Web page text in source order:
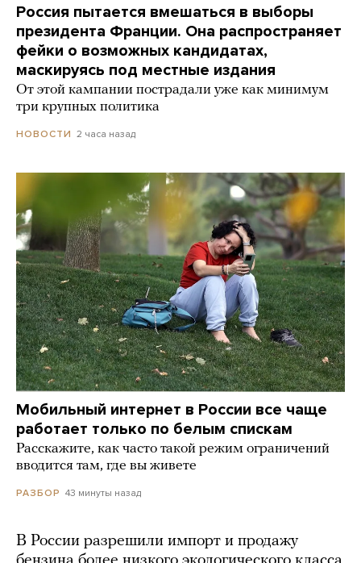
Россия пытается вмешаться в выборы
президента Франции. Она распространяет
фейки о возможных кандидатах,
маскируясь под местные издания
От этой кампании пострадали уже как минимум
три крупных политика
НОВОСТИ 2 часа назад
Мобильный интернет в России все чаще
работает только по белым спискам
Расскажите, как часто такой режим ограничений
вводится там, где вы живете
РАЗБОР 43 минуты назад
В России разрешили импорт и продажу